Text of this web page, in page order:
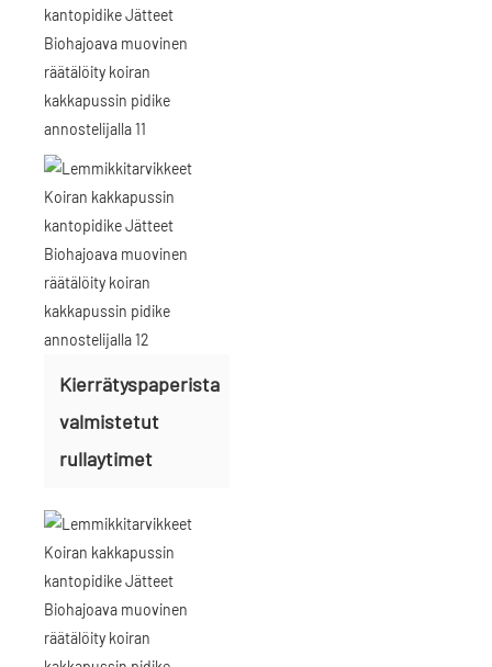
Kierrätyspaperista
valmistetut
rullaytimet